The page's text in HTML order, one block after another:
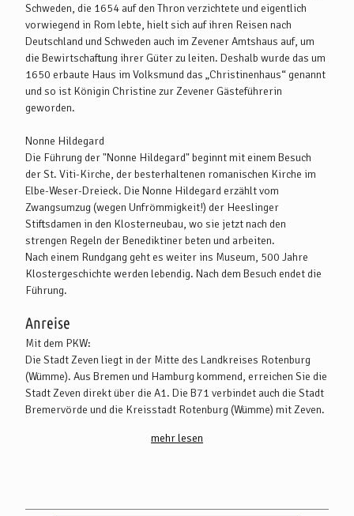
Schweden, die 1654 auf den Thron verzichtete und eigentlich
vorwiegend in Rom lebte, hielt sich auf ihren Reisen nach
Deutschland und Schweden auch im Zevener Amtshaus auf, um
die Bewirtschaftung ihrer Güter zu leiten. Deshalb wurde das um
1650 erbaute Haus im Volksmund das „Christinenhaus“ genannt
und so ist Königin Christine zur Zevener Gästeführerin
geworden.
Nonne Hildegard
Die Führung der "Nonne Hildegard" beginnt mit einem Besuch
der St. Viti-Kirche, der besterhaltenen romanischen Kirche im
Elbe-Weser-Dreieck. Die Nonne Hildegard erzählt vom
Zwangsumzug (wegen Unfrömmigkeit!) der Heeslinger
Stiftsdamen in den Klosterneubau, wo sie jetzt nach den
strengen Regeln der Benediktiner beten und arbeiten.
Nach einem Rundgang geht es weiter ins Museum, 500 Jahre
Klostergeschichte werden lebendig. Nach dem Besuch endet die
Führung.
Anreise
Mit dem PKW:
Die Stadt Zeven liegt in der Mitte des Landkreises Rotenburg
(Wümme). Aus Bremen und Hamburg kommend, erreichen Sie die
Stadt Zeven direkt über die A1. Die B71 verbindet auch die Stadt
Bremervörde und die Kreisstadt Rotenburg (Wümme) mit Zeven.
Mit öffentlichen Verkehrsmitteln:
mehr lesen